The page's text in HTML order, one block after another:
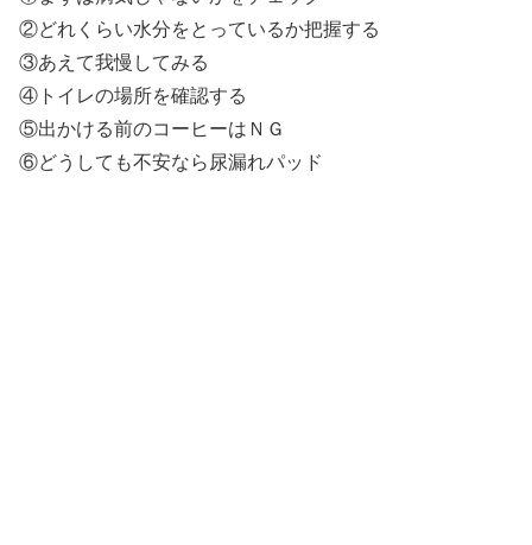
②どれくらい水分をとっているか把握する
③あえて我慢してみる
④トイレの場所を確認する
⑤出かける前のコーヒーはＮＧ
⑥どうしても不安なら尿漏れパッド